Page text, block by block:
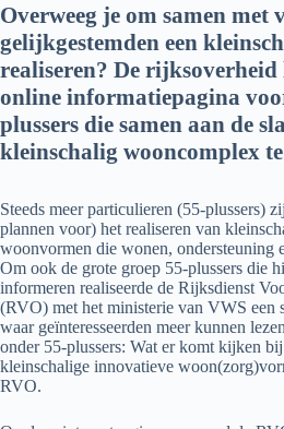
Overweeg je om samen met
gelijkgestemden een
realiseren? De rijksoverheid
online informatiepagina
plussers die samen aan de
kleinschalig wooncomplex
Steeds meer particulieren (55-plussers)
plannen voor) het realiseren van
woonvormen die wonen, ondersteuning
Om ook de grote groep 55-plussers die
informeren realiseerde de Rijksdienst
(RVO) met het ministerie van VWS een
waar geïnteresseerden meer kunnen
onder 55-plussers: Wat er komt kijken
kleinschalige innovatieve
RVO.